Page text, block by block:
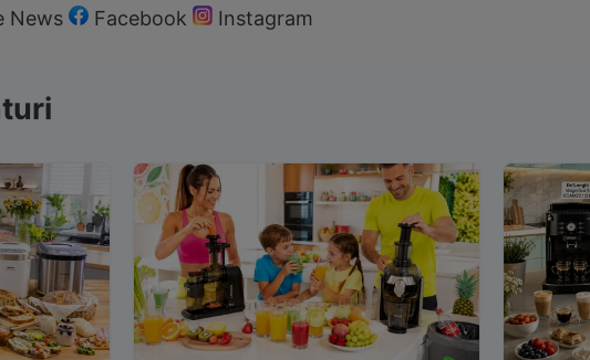
News Facebook Instagram